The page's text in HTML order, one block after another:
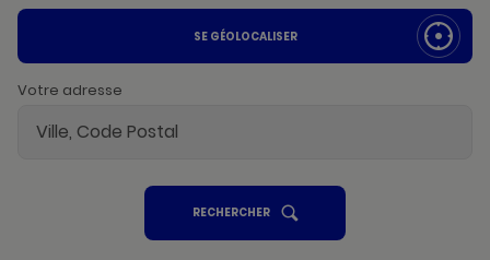
SE GÉOLOCALISER
Votre adresse
RECHERCHERUN
POINT
VENTE